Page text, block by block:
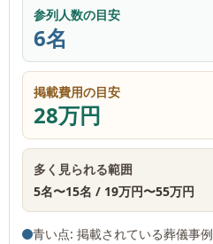
参列人数の目安
6名
掲載費用の目安
28万円
多く見られる範囲
5名〜15名 / 19万円〜55万円
青い点: 掲載されている葬儀事例